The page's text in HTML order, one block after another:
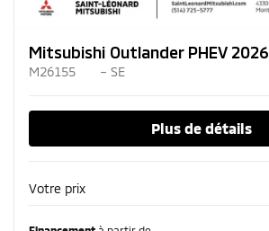
Mitsubishi Outlander PHEV 2026
M26155 – SE
Plus de détails
Votre prix